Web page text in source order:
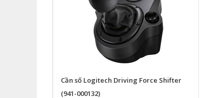
Cần số Logitech Driving Force Shifter
(941-000132)